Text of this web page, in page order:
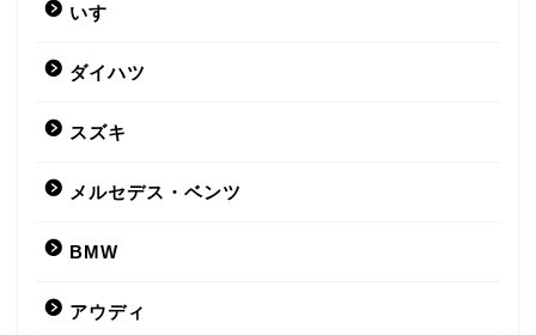
いすゞ
ダイハツ
スズキ
メルセデス・ベンツ
BMW
アウディ